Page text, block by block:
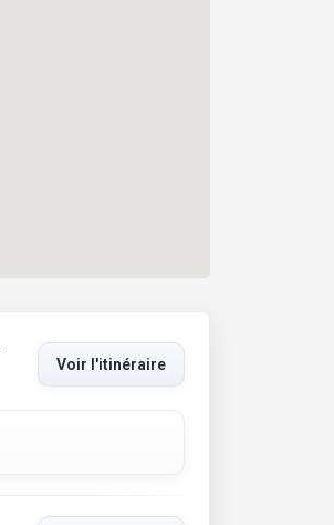
Voir l'itinéraire